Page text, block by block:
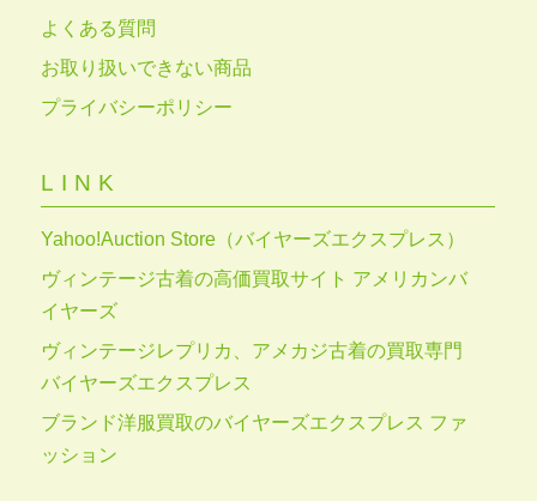
よくある質問
お取り扱いできない商品
プライバシーポリシー
LINK
Yahoo!Auction Store（バイヤーズエクスプレス）
ヴィンテージ古着の高価買取サイト アメリカンバ
イヤーズ
ヴィンテージレプリカ、アメカジ古着の買取専門
バイヤーズエクスプレス
ブランド洋服買取のバイヤーズエクスプレス ファ
ッション